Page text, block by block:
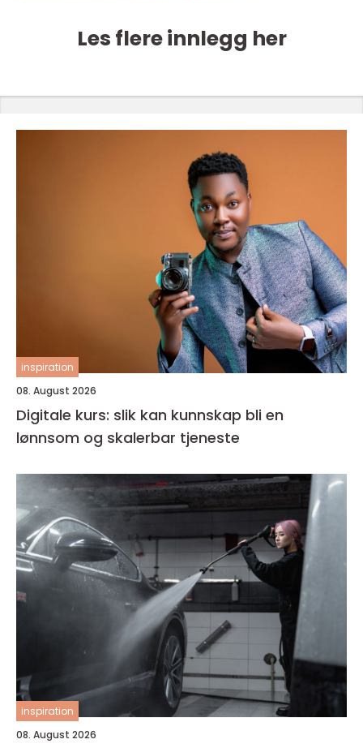
Les flere innlegg her
inspiration
08. August 2026
Digitale kurs: slik kan kunnskap bli en
lønnsom og skalerbar tjeneste
inspiration
08. August 2026